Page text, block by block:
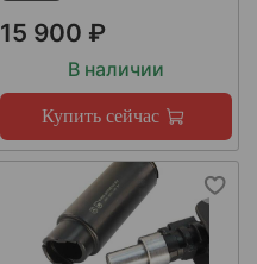
15 900 ₽
В наличии
Купить сейчас